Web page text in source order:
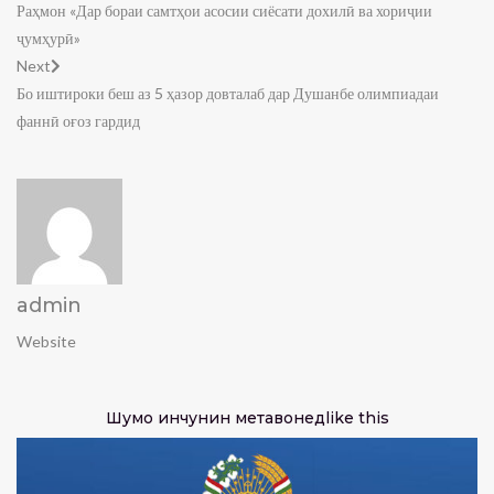
Раҳмон «Дар бораи самтҳои асосии сиёсати дохилӣ ва хориҷии
ҷумҳурӣ»
Next
Бо иштироки беш аз 5 ҳазор довталаб дар Душанбе олимпиадаи
фаннӣ оғоз гардид
admin
Website
Шумо инчунин метавонедlike this